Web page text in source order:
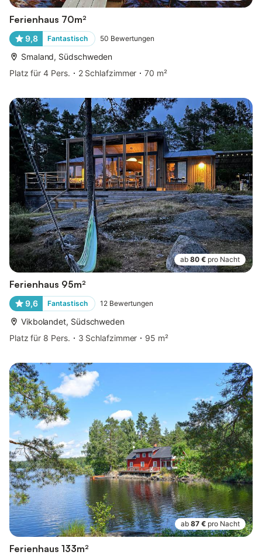
Ferienhaus 70m²
9,8 Fantastisch 50 Bewertungen
Smaland, Südschweden
Platz für 4 Pers.
2 Schlafzimmer 70 m²
ab 80 € pro Nacht
Ferienhaus 95m²
9,6 Fantastisch 12 Bewertungen
Vikbolandet, Südschweden
Platz für 8 Pers.
3 Schlafzimmer 95 m²
ab 87 € pro Nacht
Ferienhaus 133m²